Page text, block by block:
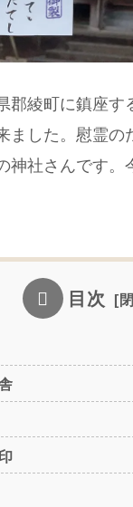
郡綾町に鎮座
ました。慰霊
社さんです。
目次